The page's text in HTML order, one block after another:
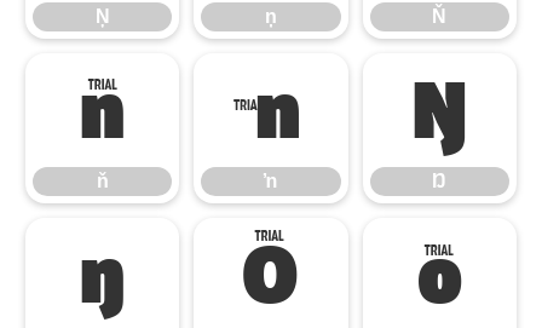
Ņ ņ Ň
ň
ň
ŉ
ŉ
Ŋ
Ŋ
ŋ Ō ō